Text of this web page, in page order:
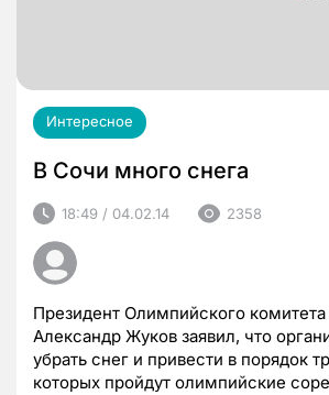
Интересное
В Сочи много снега
18:49 / 04.02.14 2358
Президент Олимпийского
Александр Жуков заявил, что
убрать снег и привести в порядок
которых пройдут олимпийские